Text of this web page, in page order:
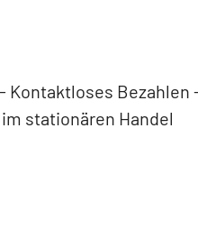
Bezahlen
stationären Handel